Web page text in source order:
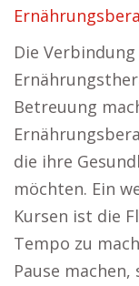
Die
Betreuung
die ihre
möchten. Ein
Kursen ist die
Tempo zu
Pause